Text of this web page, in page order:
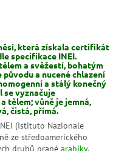
která získala certifikát
specifikace INEI.
a svěžestí, bohatým
a nucené chlazení
a stálý konečný
vyznačuje
tělem; vůně je jemná,
čistá, přímá.
(Istituto Nazionale
ze středoamerického
druhů prané arabiky.